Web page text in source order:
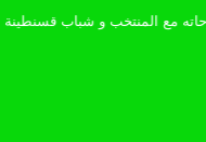
عن طموحاته مع المنتخب و